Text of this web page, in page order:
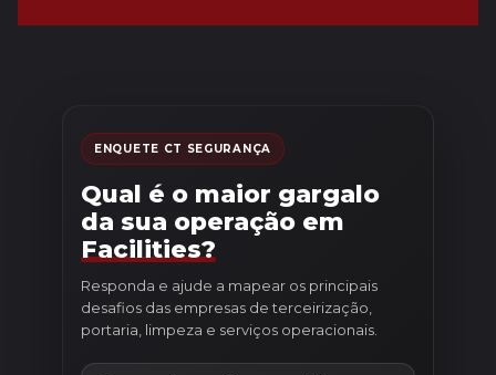
ENQUETE CT SEGURANÇA
Qual é o maior gargalo
da sua operação em
Facilities?
Responda e ajude a mapear os principais
desafios das empresas de terceirização,
portaria, limpeza e serviços operacionais.